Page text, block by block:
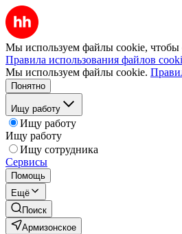
Мы используем файлы cookie, чтобы
Правила использования файлов
Мы используем файлы cookie.
Понятно
Ищу работу
Ищу работу
Ищу работу
Ищу сотрудника
Сервисы
Помощь
Ещё
Поиск
Армизонское